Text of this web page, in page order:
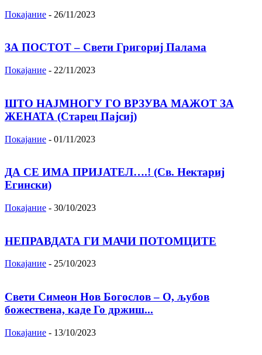
Покајание - 26/11/2023
ЗА ПОСТОТ – Свети Григориј Палама
Покајание - 22/11/2023
ШТО НАЈМНОГУ ГО ВРЗУВА МАЖОТ ЗА
ЖЕНАТА (Старец Пајсиј)
Покајание - 01/11/2023
ДА СЕ ИМА ПРИЈАТЕЛ….! (Св. Нектариј
Егински)
Покајание - 30/10/2023
НЕПРАВДАТА ГИ МАЧИ ПОТОМЦИТЕ
Покајание - 25/10/2023
Свети Симеон Нов Богослов – О, љубов
божествена, каде Го држиш...
Покајание - 13/10/2023